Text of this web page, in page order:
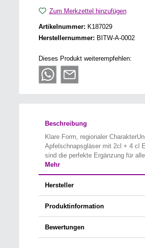
Zum Merkzettel hinzufügen
Artikelnummer: K187029
Herstellernummer: BITW-A-0002
Dieses Produkt weiterempfehlen:
Beschreibung
Klare Form, regionaler
Apfelschnapsgläser mit 2cl + 4 cl
sind die perfekte Ergänzung für
Mehr
Hersteller
Produktinformation
Bewertungen